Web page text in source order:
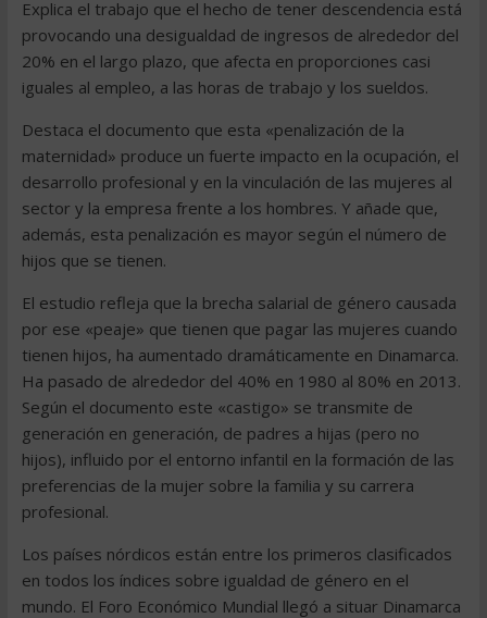
Explica el trabajo que el hecho de tener descendencia está
provocando una desigualdad de ingresos de alrededor del
20% en el largo plazo, que afecta en proporciones casi
iguales al empleo, a las horas de trabajo y los sueldos.
Destaca el documento que esta «penalización de la
maternidad» produce un fuerte impacto en la ocupación, el
desarrollo profesional y en la vinculación de las mujeres al
sector y la empresa frente a los hombres. Y añade que,
además, esta penalización es mayor según el número de
hijos que se tienen.
El estudio refleja que la brecha salarial de género causada
por ese «peaje» que tienen que pagar las mujeres cuando
tienen hijos, ha aumentado dramáticamente en Dinamarca.
Ha pasado de alrededor del 40% en 1980 al 80% en 2013.
Según el documento este «castigo» se transmite de
generación en generación, de padres a hijas (pero no
hijos), influido por el entorno infantil en la formación de las
preferencias de la mujer sobre la familia y su carrera
profesional.
Los países nórdicos están entre los primeros clasificados
en todos los índices sobre igualdad de género en el
mundo. El Foro Económico Mundial llegó a situar Dinamarca